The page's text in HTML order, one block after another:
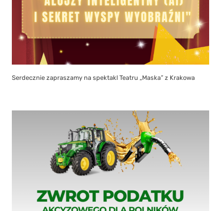
Serdecznie zapraszamy na spektakl Teatru „Maska” z Krakowa